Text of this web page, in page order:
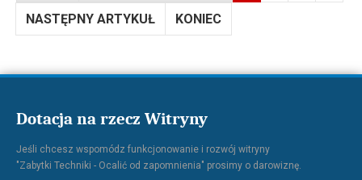
NASTĘPNY ARTYKUŁ KONIEC
Dotacja na rzecz Witryny
Jeśli chcesz wspomódz funkcjonowanie i rozwój witryny
"Zabytki Techniki - Ocalić od zapomnienia" prosimy o darowiznę.